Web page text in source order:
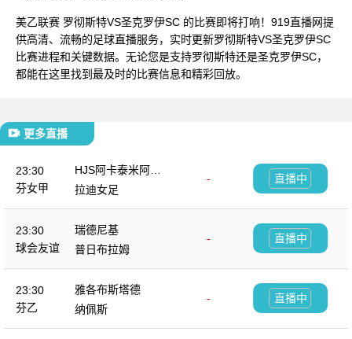
美乙联赛 罗彻斯特VS圣克罗伊SC 的比赛即将打响！919直播网提
供高清、流畅的足球直播服务，实时更新罗彻斯特VS圣克罗伊SC
比赛进程和关键数据。无论您是支持罗彻斯特还是圣克罗伊SC，
都能在这里找到最及时的比赛信息和精彩回放。
更多直播
23:30
芬女甲
HJS阿卡泰米阿女
足
-
拉迪女足
直播中
23:30
球会友谊
瑞德尼基
-
普日布拉姆
直播中
23:30
芬乙
雅各布斯塔德
-
纳佩斯
直播中